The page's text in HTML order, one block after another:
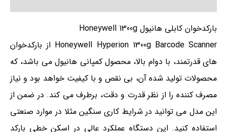
بارکدخوان کابلی هانیول Honeywell 1300g
Honeywell Hyperion 1300g Barcode Scanner از بارکدخوان
های قدرتمند، با دوام بالا، محصول کمپانی هانیول می باشد، که
محصولات تولید شده آن، بی نقص و با کیفیت خواهد بود و نیاز
مصرف کننده را از نظر قدرت و دقت، برطرف می کند. در ضمن از
این مدل می توانید در شرایط کاری سنگین مثلا در موارد صنعتی
استفاده کنید. این دستگاه عملکرد عالی در اسکن خطی بارکد